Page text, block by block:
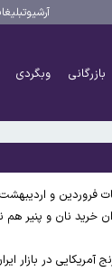
آرشیو
بازرگانی وبگردی
فروردین و
آمریکایی در بازار